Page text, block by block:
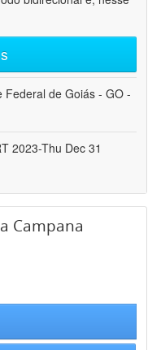
Federal de Goiás - GO -
2023-Thu Dec 31
Campana